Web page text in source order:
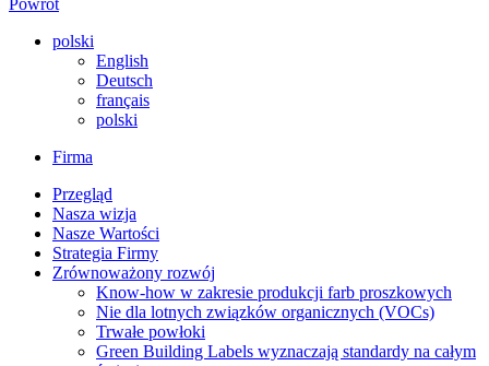
polski
English
Deutsch
français
polski
Firma
Przegląd
Nasza wizja
Nasze Wartości
Strategia Firmy
Zrównoważony rozwój
Know-how w zakresie produkcji farb proszkowych
Nie dla lotnych związków organicznych (VOCs)
Trwałe powłoki
Green Building Labels wyznaczają standardy na całym